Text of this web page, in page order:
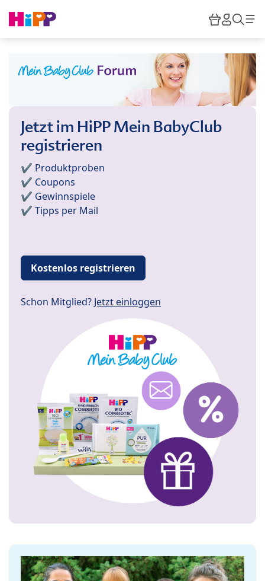
HiPP
Jetzt im HiPP Mein BabyClub
registrieren
✔️ Produktproben
✔️ Coupons
✔️ Gewinnspiele
✔️ Tipps per Mail
Kostenlos registrieren
Schon Mitglied? Jetzt einloggen